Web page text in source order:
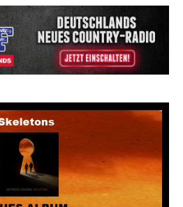
Hot News – 9. August 2026:
Dolly Parton und Riley Green im
kehrt zu seinen Wurzeln zurück –